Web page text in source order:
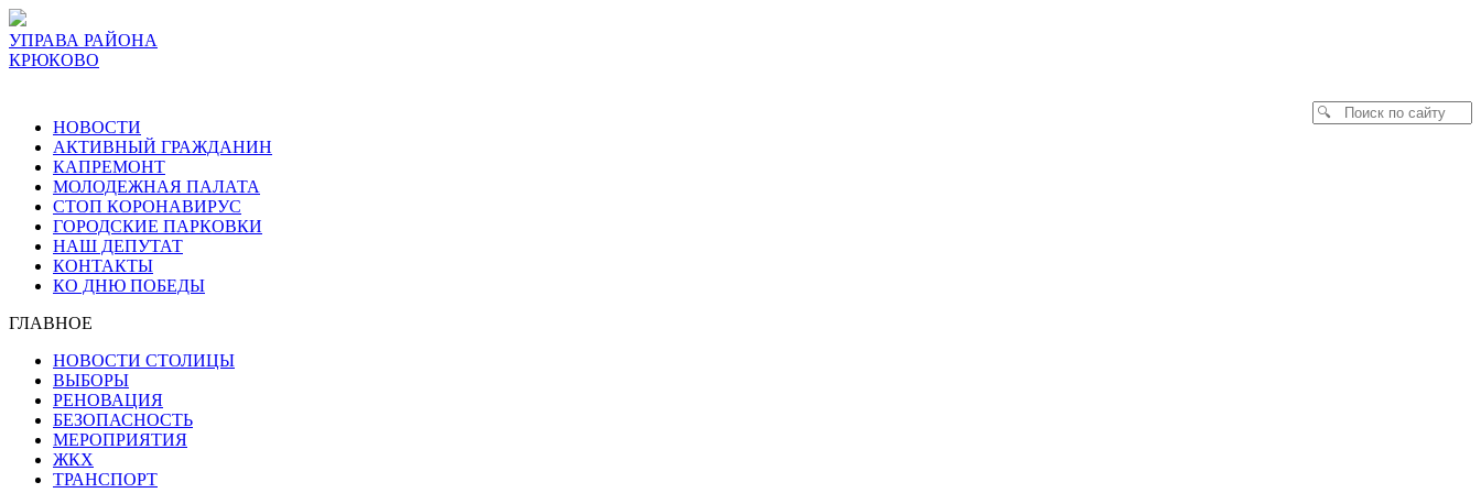
УПРАВА РАЙОНА
КРЮКОВО
НОВОСТИ
АКТИВНЫЙ ГРАЖДАНИН
КАПРЕМОНТ
МОЛОДЕЖНАЯ ПАЛАТА
СТОП КОРОНАВИРУС
ГОРОДСКИЕ ПАРКОВКИ
НАШ ДЕПУТАТ
КОНТАКТЫ
КО ДНЮ ПОБЕДЫ
ГЛАВНОЕ
НОВОСТИ СТОЛИЦЫ
ВЫБОРЫ
РЕНОВАЦИЯ
БЕЗОПАСНОСТЬ
МЕРОПРИЯТИЯ
ЖКХ
ТРАНСПОРТ